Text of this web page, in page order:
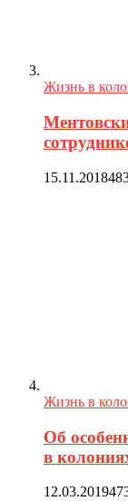
Жизнь в
15.11.2018
Жизнь в
Об
в
12.03.2019